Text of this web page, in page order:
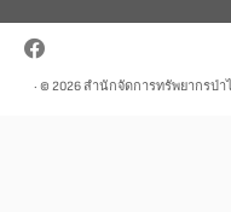
· © 2026สำนักจัดการทรัพยากรป่า